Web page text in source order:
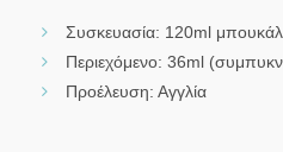
Συσκευασία: 120ml
Περιεχόμενο: 36ml
Προέλευση: Αγγλία